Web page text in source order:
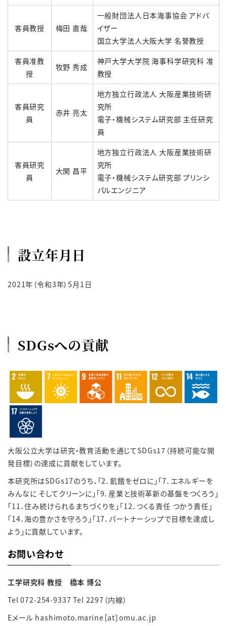
客員教授 梅田 直哉
一般財団法人日本海事協会 アドバ
イザー
国立大学法人大阪大学 名誉教授
客員准教
授
牧野 秀成
神戸大学大学院 海事科学研究科 准
教授
客員研究
員
赤井 亮太
地方独立行政法人 大阪産業技術研
究所
電子・機械システム研究部 主任研究
員
客員研究
員
大関 昌平
地方独立行政法人 大阪産業技術研
究所
電子・機械システム研究部 プリンシ
パルエンジニア
設立年月日
2021年（令和3年）5月1日
SDGsへの貢献
大阪公立大学は研究・教育活動を通じてSDGs17 （持続可能な開
発目標）の達成に貢献をしています。
本研究所はSDGs17のうち、「2．飢餓をゼロに」「7．エネルギーを
みんなに そしてクリーンに」「9．産業と技術革新の基盤をつくろう」
「11．住み続けられるまちづくりを」「12．つくる責任 つかう責任」
「14．海の豊かさを守ろう」「17．パートナーシップで目標を達成し
よう」に貢献しています。
お問い合わせ
工学研究科 教授 橋本 博公
Tel 072-254-9337 Tel 2297（内線）
Eメール hashimoto.marine［at］omu.ac.jp